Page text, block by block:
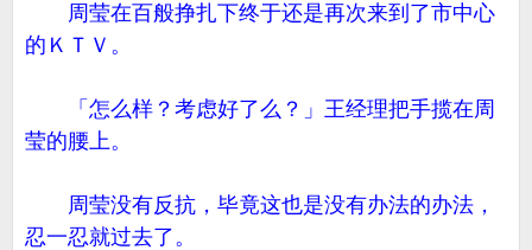
周莹在百般挣扎下终于还是再次来到了市中心
的ＫＴＶ。
「怎么样？考虑好了么？」王经理把手揽在周
莹的腰上。
周莹没有反抗，毕竟这也是没有办法的办法，
忍一忍就过去了。